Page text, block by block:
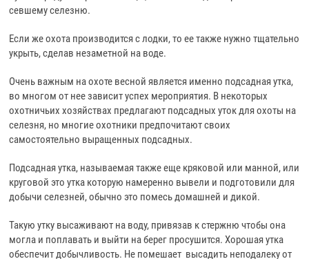
севшему селезню.
Если же охота производится с лодки, то ее также нужно тщательно
укрыть, сделав незаметной на воде.
Очень важным на охоте весной является именно подсадная утка,
во многом от нее зависит успех мероприятия. В некоторых
охотничьих хозяйствах предлагают подсадных уток для охоты на
селезня, но многие охотники предпочитают своих
самостоятельно выращенных подсадных.
Подсадная утка, называемая также еще кряковой или манной, или
круговой это утка которую намеренно вывели и подготовили для
добычи селезней, обычно это помесь домашней и дикой.
Такую утку высаживают на воду, привязав к стержню чтобы она
могла и поплавать и выйти на берег просушится. Хорошая утка
обеспечит добычливость. Не помешает высадить неподалеку от